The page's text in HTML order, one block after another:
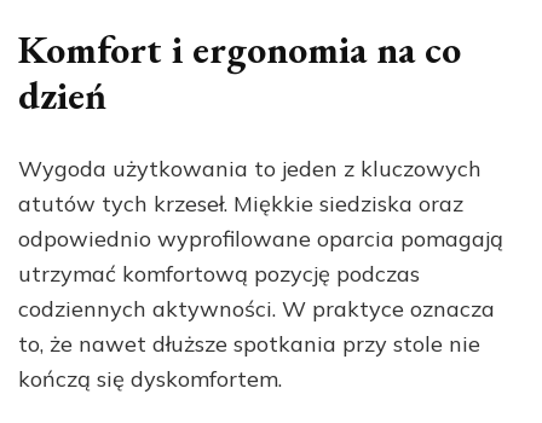
Komfort i ergonomia na co
dzień
Wygoda użytkowania to jeden z kluczowych
atutów tych krzeseł. Miękkie siedziska oraz
odpowiednio wyprofilowane oparcia pomagają
utrzymać komfortową pozycję podczas
codziennych aktywności. W praktyce oznacza
to, że nawet dłuższe spotkania przy stole nie
kończą się dyskomfortem.